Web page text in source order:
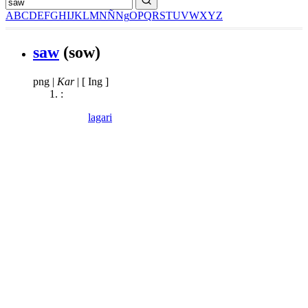
ABCDEFGHIJKLMNÑNgOPQRSTUVWXYZ
saw (sow)
png | Kar | [ Ing ]
:
lagari